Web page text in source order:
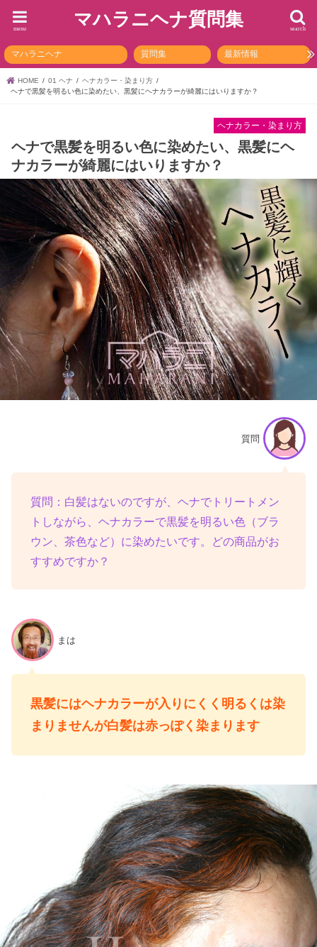
マハラニヘナ質問集 search
menu
マハラニヘナ 質問集 最新情報
HOME 01 ヘナ
ヘナカラー・染まり方
ヘナで黒髪を明るい色に染めたい、黒髪にヘナカラーが綺麗にはいりますか？
ヘナカラー・染まり方
ヘナで黒髪を明るい色に染めたい、黒髪にヘ
ナカラーが綺麗にはいりますか？
質問
質問：白髪はないのですが、ヘナでトリートメン
トしながら、ヘナカラーで黒髪を明るい色（ブラ
ウン、茶色など）に染めたいです。どの商品がお
すすめですか？
まは
黒髪にはヘナカラーが入りにくく明るくは染
まりませんが白髪は赤っぽく染まります